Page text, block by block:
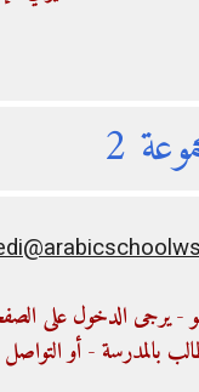
2
بالمدرسة - أو التواصل